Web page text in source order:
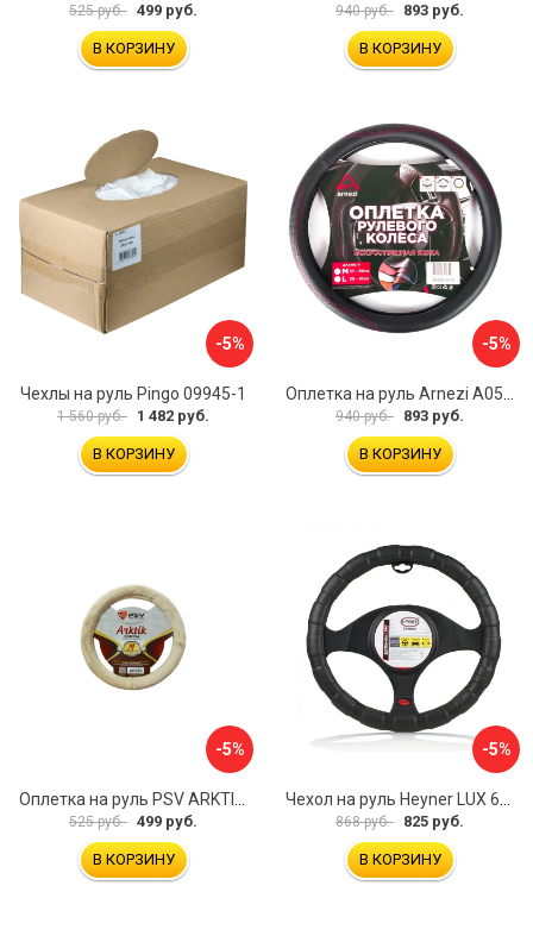
525 руб. 499 руб.
В КОРЗИНУ
940 руб. 893 руб.
В КОРЗИНУ
-5%
Чехлы на руль Pingo 09945-1
1 560 руб. 1 482 руб.
В КОРЗИНУ
-5%
940 руб. 893 руб.
В КОРЗИНУ
-5%
525 руб. 499 руб.
В КОРЗИНУ
-5%
868 руб. 825 руб.
В КОРЗИНУ